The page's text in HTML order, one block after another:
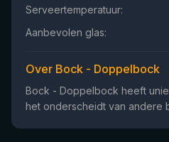
Serveertemperatuur:
Aanbevolen glas:
Over Bock - Doppelbock
Bock - Doppelbock heeft
het onderscheidt van andere